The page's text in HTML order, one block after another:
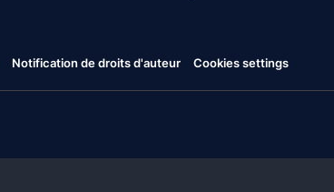
Notification de droits d'auteur Cookies settings